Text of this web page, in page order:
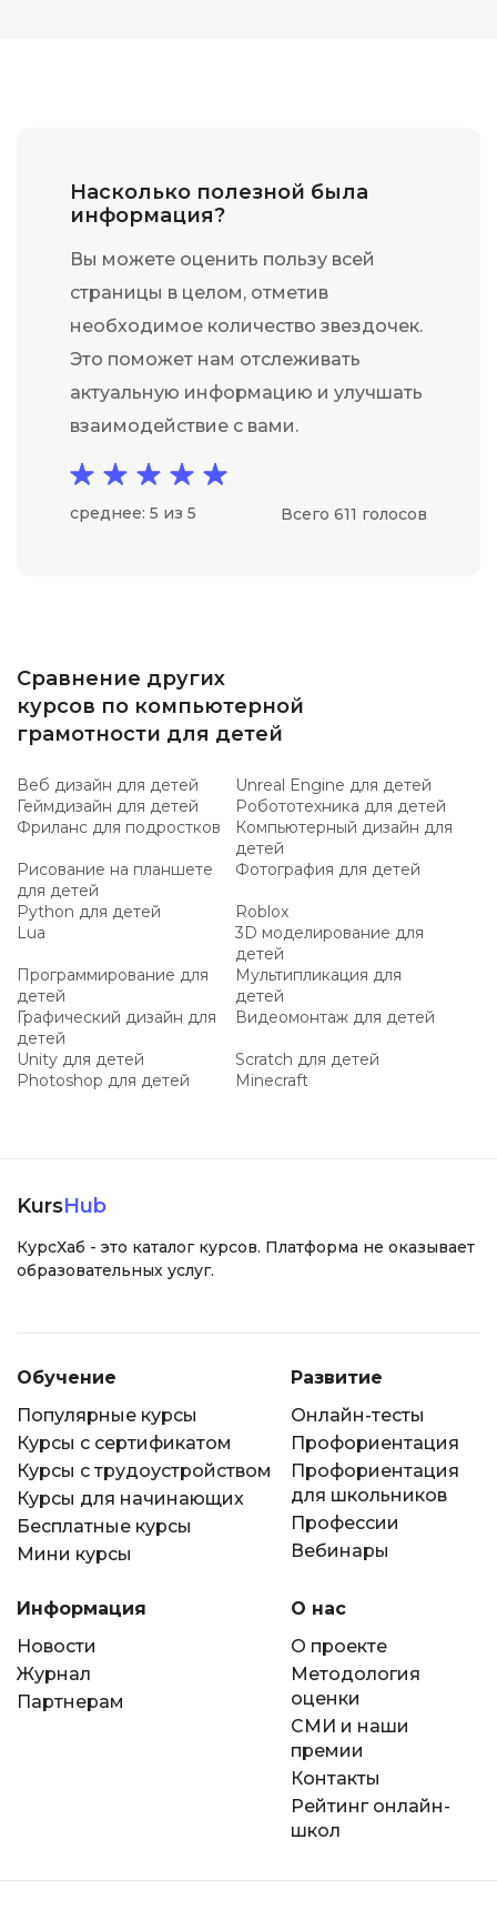
Насколько полезной была
информация?
Вы можете оценить пользу всей
страницы в целом, отметив
необходимое количество звездочек.
Это поможет нам отслеживать
актуальную информацию и улучшать
взаимодействие с вами.
среднее: 5 из 5 Всего 611 голосов
Сравнение других
курсов по компьютерной
грамотности для детей
Веб дизайн для детей
Unreal Engine для детей
Геймдизайн для детей
Робототехника для детей
Фриланс для подростков
Компьютерный дизайн для
детей
Рисование на планшете
для детей
Фотография для детей
Python для детей
Roblox
Lua
3D моделирование для
детей
Программирование для
детей
Мультипликация для
детей
Графический дизайн для
детей
Видеомонтаж для детей
Unity для детей
Scratch для детей
Photoshop для детей
Minecraft
KursHub
КурсХаб - это каталог курсов. Платформа не оказывает
образовательных услуг.
Обучение
Популярные курсы
Курсы с сертификатом
Курсы с трудоустройством
Курсы для начинающих
Бесплатные курсы
Мини курсы
Развитие
Онлайн-тесты
Профориентация
Профориентация
для школьников
Профессии
Вебинары
Информация
Новости
Журнал
Партнерам
О нас
О проекте
Методология
оценки
СМИ и наши
премии
Контакты
Рейтинг онлайн-
школ